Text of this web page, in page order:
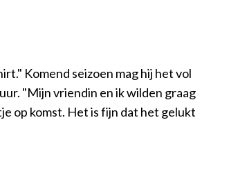
Komend seizoen mag hij het vol
"Mijn vriendin en ik wilden graag
op komst. Het is fijn dat het gelukt